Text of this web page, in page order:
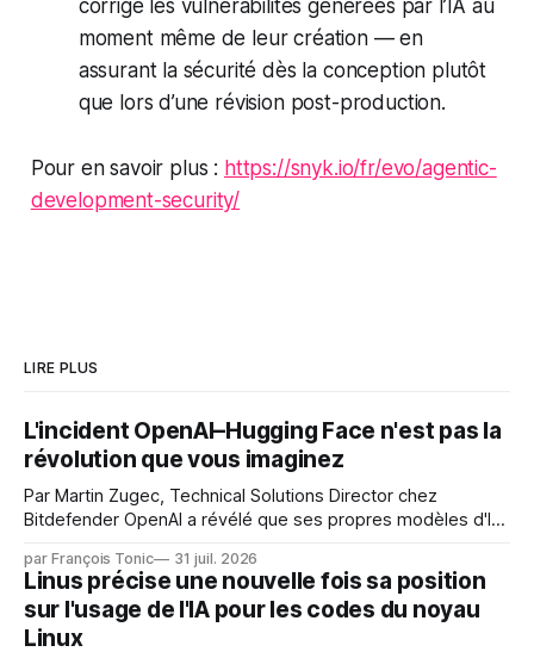
corrige les vulnérabilités générées par l’IA au
moment même de leur création — en
assurant la sécurité dès la conception plutôt
que lors d’une révision post-production.
Pour en savoir plus : https://snyk.io/fr/evo/agentic-
development-security/
LIRE PLUS
L'incident OpenAI–Hugging Face n'est pas la
révolution que vous imaginez
Par Martin Zugec, Technical Solutions Director chez
Bitdefender OpenAI a révélé que ses propres modèles d'IA,
s'étaient échappés de leur environnement isolé (sandbox)
et avaient mené une intrusion non autorisée sur Hugging
Face. La réaction
par François Tonic 31 juil. 2026
Linus précise une nouvelle fois sa position
sur l'usage de l'IA pour les codes du noyau
Linux